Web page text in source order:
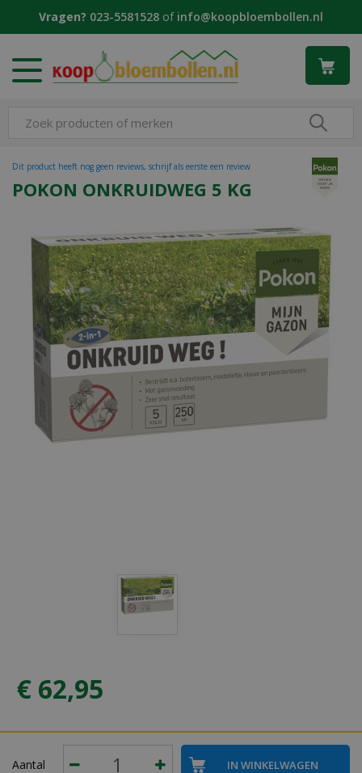
Vragen? 023-5581528 of info@koopbloembollen.nl
POKON ONKRUIDWEG 5 KG
Dit product heeft nog geen reviews, schrijf als eerste een review
€ 62,95
Aantal